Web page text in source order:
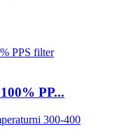
PP...